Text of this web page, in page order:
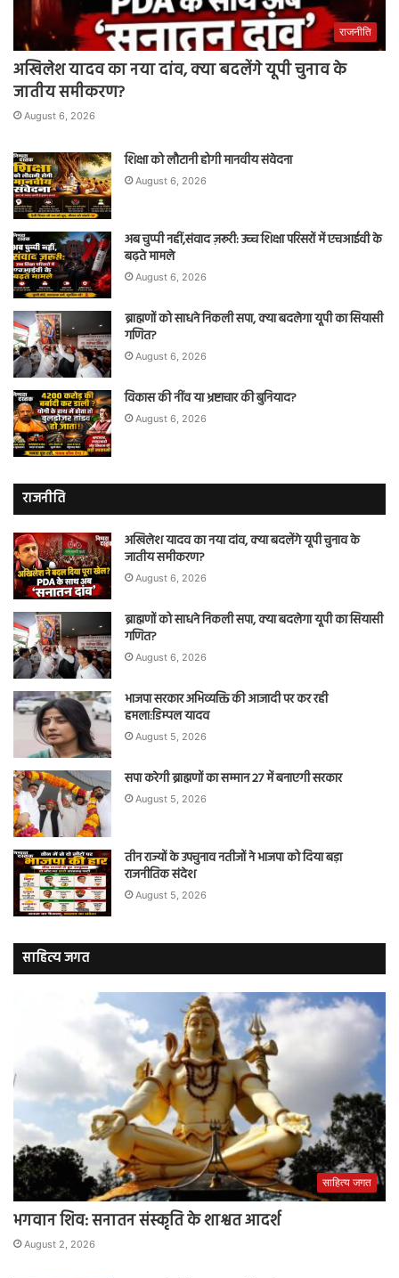
राजनीति
अखिलेश यादव का नया दांव, क्या बदलेंगे यूपी चुनाव के
जातीय समीकरण?
August 6, 2026
शिक्षा को लौटानी होगी मानवीय संवेदना
August 6, 2026
अब चुप्पी नहीं,संवाद ज़रूरी: उच्च शिक्षा परिसरों में एचआईवी के
बढ़ते मामले
August 6, 2026
ब्राह्मणों को साधने निकली सपा, क्या बदलेगा यूपी का सियासी
गणित?
August 6, 2026
विकास की नींव या भ्रष्टाचार की बुनियाद?
August 6, 2026
राजनीति
अखिलेश यादव का नया दांव, क्या बदलेंगे यूपी चुनाव के
जातीय समीकरण?
August 6, 2026
ब्राह्मणों को साधने निकली सपा, क्या बदलेगा यूपी का सियासी
गणित?
August 6, 2026
भाजपा सरकार अभिव्यक्ति की आजादी पर कर रही
हमला:डिम्पल यादव
August 5, 2026
सपा करेगी ब्राह्मणों का सम्मान 27 में बनाएगी सरकार
August 5, 2026
तीन राज्यों के उपचुनाव नतीजों ने भाजपा को दिया बड़ा
राजनीतिक संदेश
August 5, 2026
साहित्य जगत
साहित्य जगत
भगवान शिव: सनातन संस्कृति के शाश्वत आदर्श
August 2, 2026